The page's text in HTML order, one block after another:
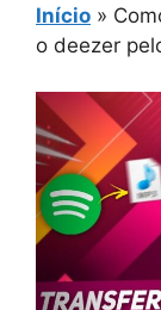
Início »
o deezer